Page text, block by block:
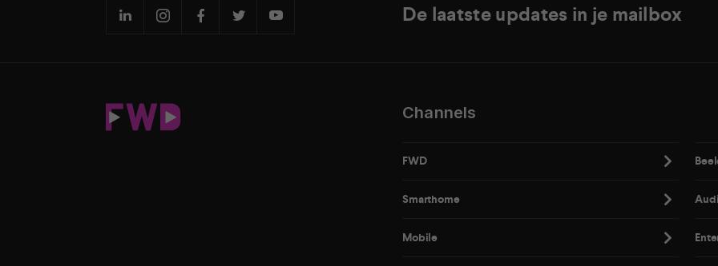
De laatste updates in je mailbox
Channels
FWD
Smarthome
Mobile